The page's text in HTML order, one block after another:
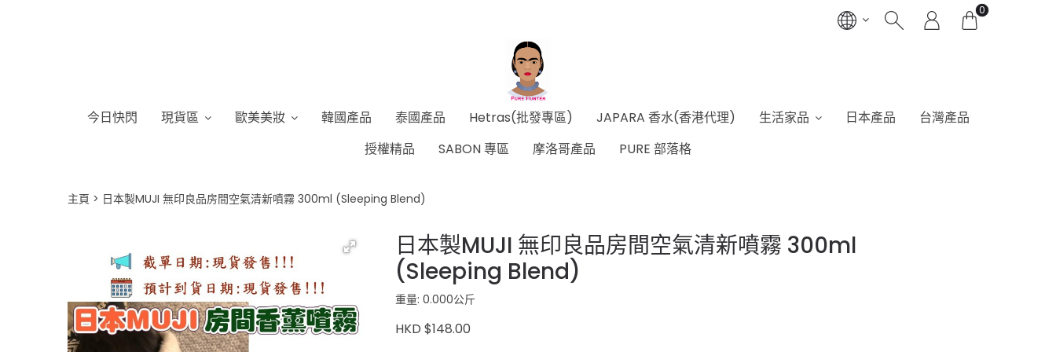
0
今日快閃 現貨區 歐美美妝 韓國產品 泰國產品 Hetras(批發專區) JAPARA 香水(香港代理) 生活家品 日本產品
台灣產品
授權精品
SABON 專區 摩洛哥產品 PURE 部落格
主頁 日本製MUJI 無印良品房間空氣清新噴霧 300ml (Sleeping Blend)
日本製MUJI 無印良品房間空氣清新噴霧 300ml
(Sleeping Blend)
重量: 0.000公斤
HKD $148.00